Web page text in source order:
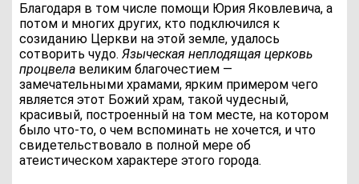
Благодаря в том числе помощи Юрия Яковлевича, а
потом и многих других, кто подключился к
созиданию Церкви на этой земле, удалось
сотворить чудо.Языческая неплодящая церковь
процвела великим благочестием —
замечательными храмами, ярким примером чего
является этот Божий храм, такой чудесный,
красивый, построенный на том месте, на котором
было что-то, о чем вспоминать не хочется, и что
свидетельствовало в полной мере об
атеистическом характере этого города.